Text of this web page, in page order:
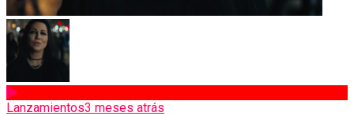
Lanzamientos3 meses atrás